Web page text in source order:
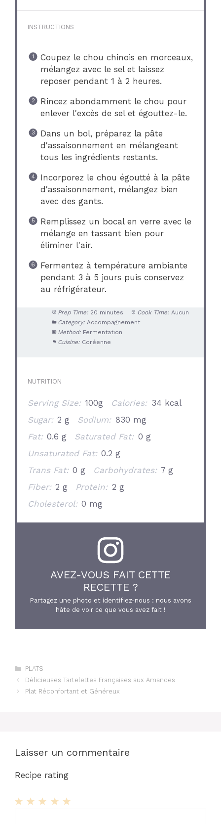
INSTRUCTIONS
Coupez le chou chinois en morceaux,
mélangez avec le sel et laissez
reposer pendant 1 à 2 heures.
Rincez abondamment le chou pour
enlever l'excès de sel et égouttez-le.
Dans un bol, préparez la pâte
d'assaisonnement en mélangeant
tous les ingrédients restants.
Incorporez le chou égoutté à la pâte
d'assaisonnement, mélangez bien
avec des gants.
Remplissez un bocal en verre avec le
mélange en tassant bien pour
éliminer l'air.
Fermentez à température ambiante
pendant 3 à 5 jours puis conservez
au réfrigérateur.
Prep Time: 20 minutes Cook Time: Aucun
Category: Accompagnement
Method: Fermentation
Cuisine: Coréenne
NUTRITION
Serving Size: 100g Calories: 34 kcal
Sugar: 2 g Sodium: 830 mg
Fat: 0.6 g Saturated Fat: 0 g
Unsaturated Fat: 0.2 g
Trans Fat: 0 g Carbohydrates: 7 g
Fiber: 2 g Protein: 2 g
Cholesterol: 0 mg
AVEZ-VOUS FAIT CETTE
RECETTE ?
Partagez une photo et identifiez-nous : nous avons
hâte de voir ce que vous avez fait !
Catégories
PLATS
Délicieuses Tartelettes Françaises aux Amandes
Plat Réconfortant et Généreux
Laisser un commentaire
Recipe rating